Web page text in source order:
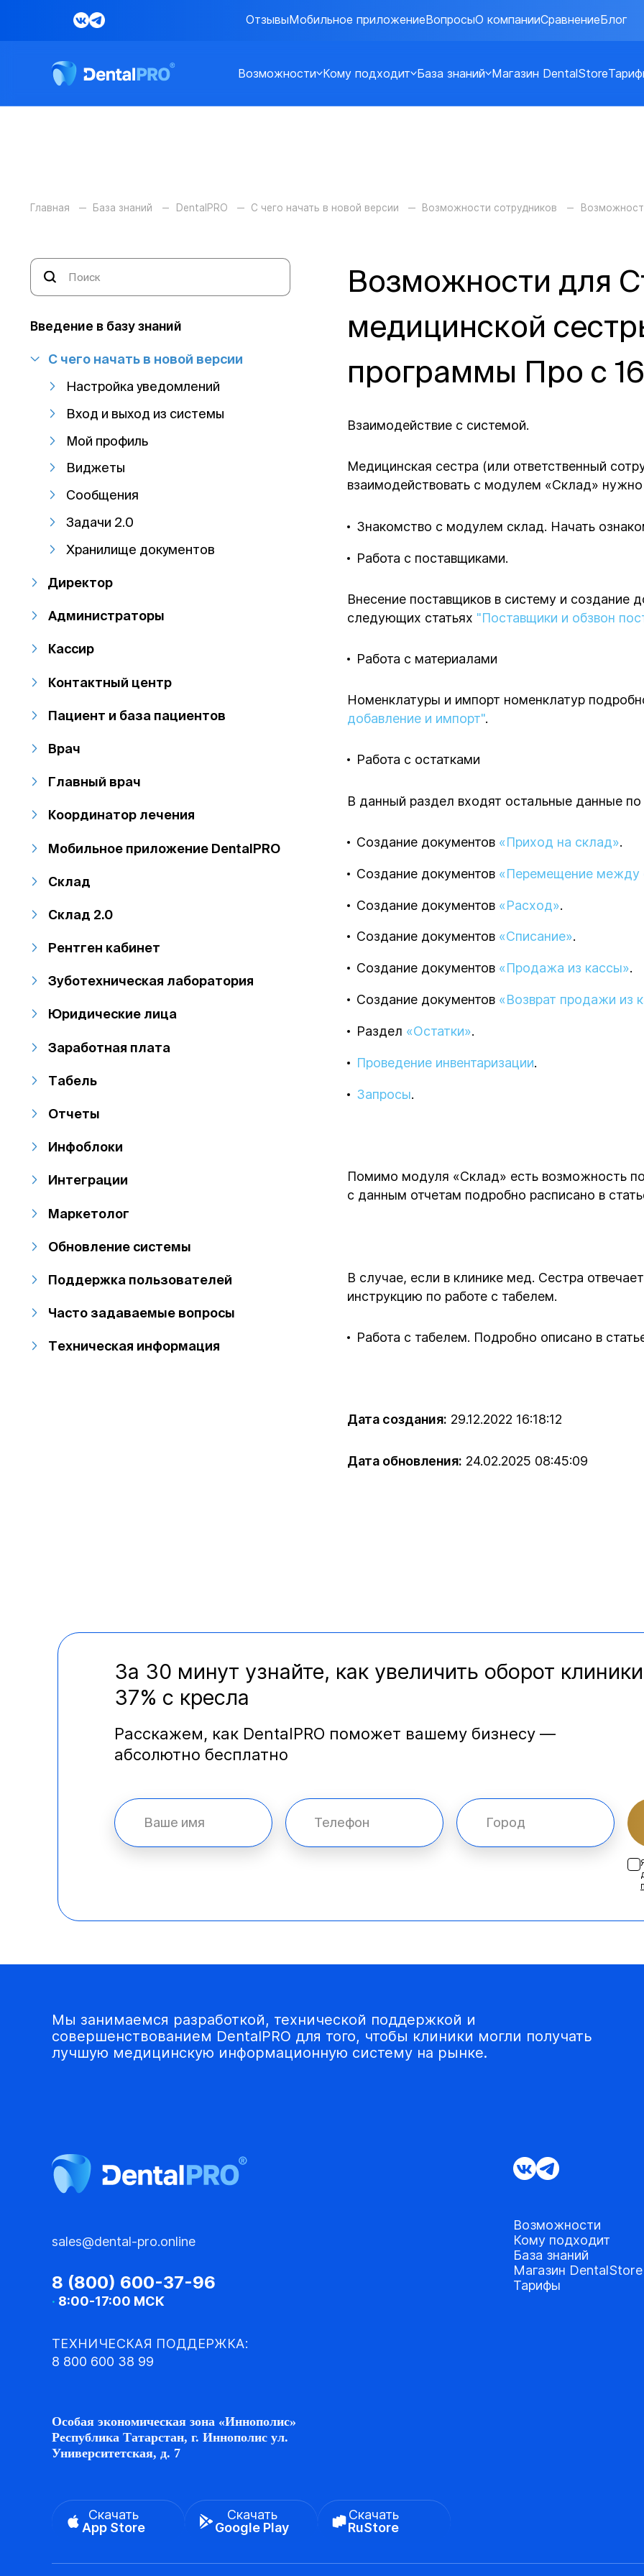
ОтзывыМобильное приложениеВопросыО компанииСравнениеБлог
Возможности Кому подходит База знаний Магазин DentalStore
Главная База знаний DentalPRO С чего начать в новой версии Возможности сотрудников
Введение в базу знаний
С чего начать в новой версии
Настройка уведомлений
Вход и выход из системы
Мой профиль
Виджеты
Сообщения
Задачи 2.0
Хранилище документов
Директор
Администраторы
Кассир
Контактный центр
Пациент и база пациентов
Врач
Главный врач
Координатор лечения
Мобильное приложение DentalPRO
Склад
Склад 2.0
Рентген кабинет
Зуботехническая лаборатория
Юридические лица
Заработная плата
Табель
Отчеты
Инфоблоки
Интеграции
Маркетолог
Обновление системы
Поддержка пользователей
Часто задаваемые вопросы
Техническая информация
Возможности для
медицинской
программы Про с
Взаимодействие с системой.
Медицинская сестра (или ответственный
взаимодействовать с модулем «Склад»
Знакомство с модулем склад. Начать
Работа с поставщиками.
Внесение поставщиков в систему и создание
следующих статьях "Поставщики и обзвон
Работа с материалами
Номенклатуры и импорт номенклатур
добавление и импорт".
Работа с остатками
В данный раздел входят остальные данные по
Создание документов «Приход на склад».
Создание документов «Перемещение между
Создание документов «Расход».
Создание документов «Списание».
Создание документов «Продажа из кассы».
Создание документов «Возврат продажи из
Раздел «Остатки».
Проведение инвентаризации.
Запросы.
Помимо модуля «Склад» есть возможность
с данным отчетам подробно расписано в
В случае, если в клинике мед. Сестра
инструкцию по работе с табелем.
Работа с табелем. Подробно описано в
Дата создания: 29.12.2022 16:18:12
Дата обновления: 24.02.2025 08:45:09
За 30 минут узнайте, как увеличить оборот
37% с кресла
Расскажем, как DentalPRO поможет вашему бизнесу —
абсолютно бесплатно
Мы занимаемся разработкой, технической поддержкой и
совершенствованием DentalPRO для того, чтобы клиники могли получать
лучшую медицинскую информационную систему на рынке.
sales@dental-pro.online
8 (800) 600-37-96
· 8:00-17:00 МСК
ТЕХНИЧЕСКАЯ ПОДДЕРЖКА:
8 800 600 38 99
Особая экономическая зона «Иннополис»
Республика Татарстан, г. Иннополис ул.
Университетская, д. 7
Скачать
App Store
Скачать
Google Play
Скачать
RuStore
Возможности
Кому подходит
База знаний
Магазин DentalStore
Тарифы